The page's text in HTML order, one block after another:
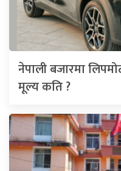
नेपाली बजारमा
मूल्य कति ?